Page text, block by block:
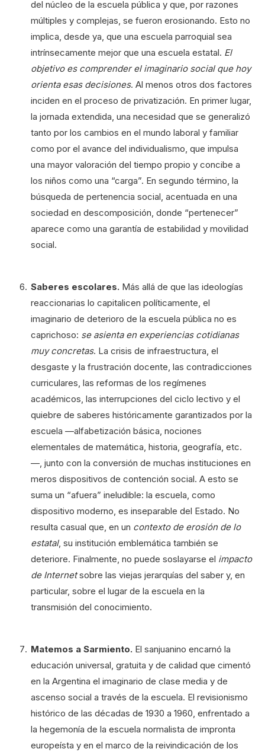
del núcleo de la escuela pública y que, por razones
múltiples y complejas, se fueron erosionando. Esto no
implica, desde ya, que una escuela parroquial sea
intrínsecamente mejor que una escuela estatal. El
objetivo es comprender el imaginario social que hoy
orienta esas decisiones. Al menos otros dos factores
inciden en el proceso de privatización. En primer lugar,
la jornada extendida, una necesidad que se generalizó
tanto por los cambios en el mundo laboral y familiar
como por el avance del individualismo, que impulsa
una mayor valoración del tiempo propio y concibe a
los niños como una “carga”. En segundo término, la
búsqueda de pertenencia social, acentuada en una
sociedad en descomposición, donde “pertenecer”
aparece como una garantía de estabilidad y movilidad
social.
Saberes escolares. Más allá de que las ideologías
reaccionarias lo capitalicen políticamente, el
imaginario de deterioro de la escuela pública no es
caprichoso: se asienta en experiencias cotidianas
muy concretas. La crisis de infraestructura, el
desgaste y la frustración docente, las contradicciones
curriculares, las reformas de los regímenes
académicos, las interrupciones del ciclo lectivo y el
quiebre de saberes históricamente garantizados por la
escuela —alfabetización básica, nociones
elementales de matemática, historia, geografía, etc.
—, junto con la conversión de muchas instituciones en
meros dispositivos de contención social. A esto se
suma un “afuera” ineludible: la escuela, como
dispositivo moderno, es inseparable del Estado. No
resulta casual que, en un contexto de erosión de lo
estatal, su institución emblemática también se
deteriore. Finalmente, no puede soslayarse el impacto
de Internetsobre las viejas jerarquías del saber y, en
particular, sobre el lugar de la escuela en la
transmisión del conocimiento.
Matemos a Sarmiento. El sanjuanino encarnó la
educación universal, gratuita y de calidad que cimentó
en la Argentina el imaginario de clase media y de
ascenso social a través de la escuela. El revisionismo
histórico de las décadas de 1930 a 1960, enfrentado a
la hegemonía de la escuela normalista de impronta
europeísta y en el marco de la reivindicación de los